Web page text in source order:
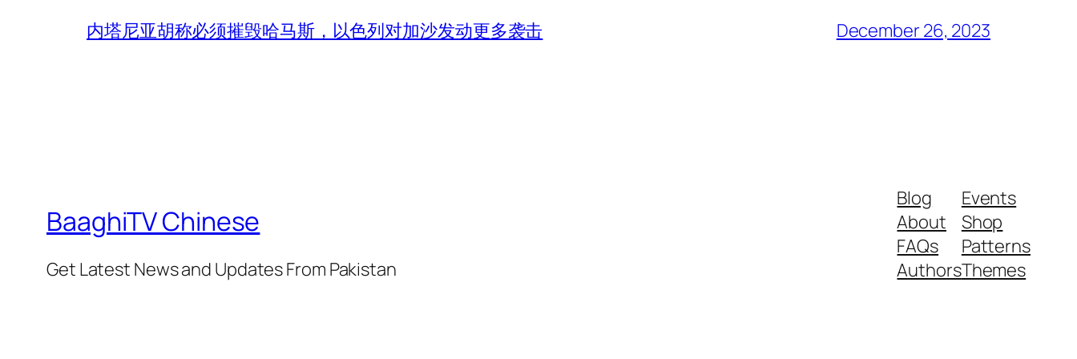
内塔尼亚胡称必须摧毁哈马斯，以色列对加沙发动更多袭击 December 26, 2023
BaaghiTV Chinese
Get Latest News and Updates From Pakistan
Blog
About
FAQs
Authors
Events
Shop
Patterns
Themes